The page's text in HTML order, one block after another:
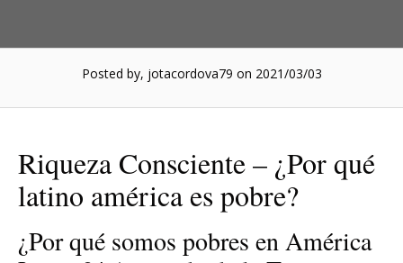
Posted by, jotacordova79 on 2021/03/03
Riqueza Consciente – ¿Por qué
latino américa es pobre?
¿Por qué somos pobres en América